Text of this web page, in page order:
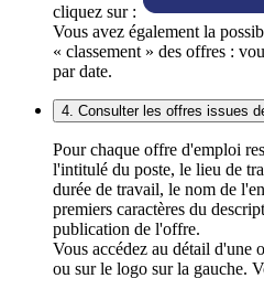
cliquez sur :
Vous avez également la
« classement » des offres :
par date.
4. Consulter les offres issues
Pour chaque offre d'emploi
l'intitulé du poste, le lieu de
durée de travail, le nom de
premiers caractères du
publication de l'offre.
Vous accédez au détail d'une
ou sur le logo sur la gauche.